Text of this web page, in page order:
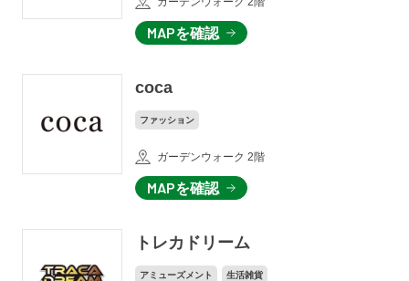
MAPを確認
coca
ファッション
ガーデンウォーク 2階
MAPを確認
トレカドリーム
アミューズメント 生活雑貨